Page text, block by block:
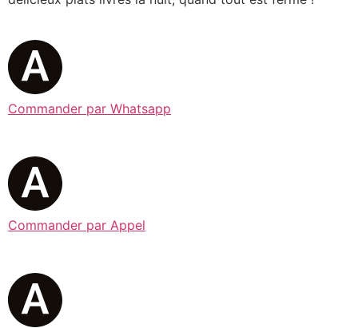
Commander par Whatsapp
Commander par Appel